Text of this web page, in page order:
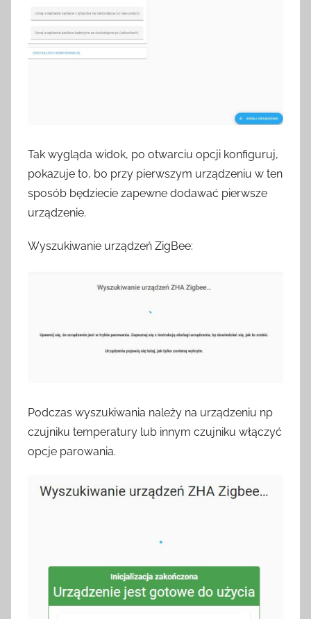
Tak wygląda widok, po otwarciu opcji konfiguruj,
pokazuje to, bo przy pierwszym urządzeniu w ten
sposób będziecie zapewne dodawać pierwsze
urządzenie.
Wyszukiwanie urządzeń ZigBee:
Podczas wyszukiwania należy na urządzeniu np
czujniku temperatury lub innym czujniku włączyć
opcje parowania.